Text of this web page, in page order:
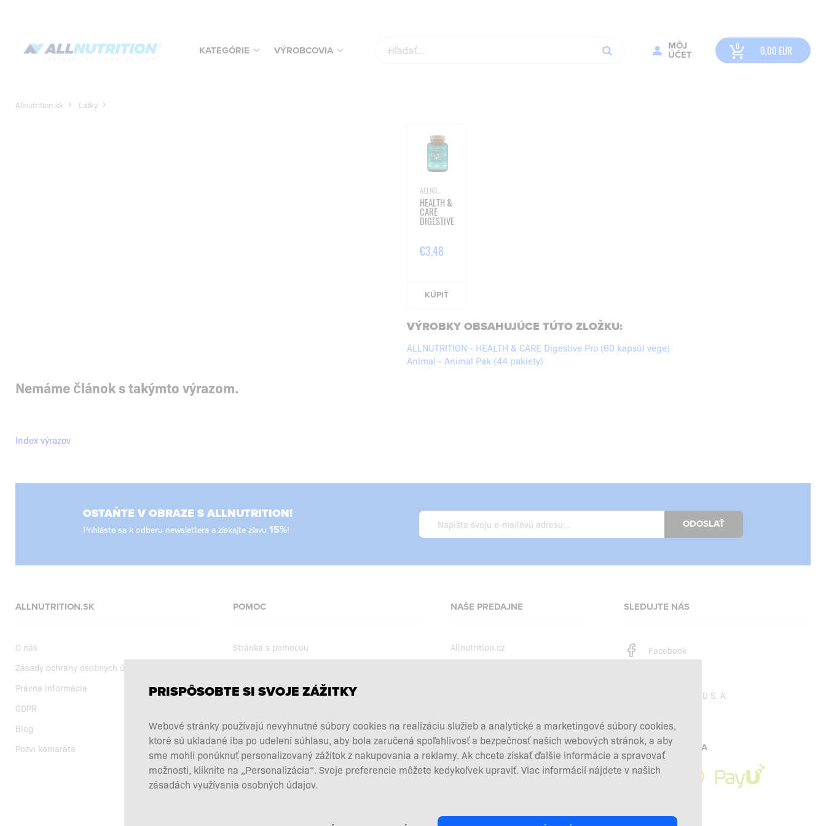
KATEGÓRIE VÝROBCOVIA
MÔJ
ÚČET
0,00 EUR
Allnutrition.sk Látky
HEALTH &
CARE
DIGESTIVE
VEGE
€3,48
KÚPIŤ
VÝROBKY OBSAHUJÚCE TÚTO ZLOŽKU:
ALLNUTRITION - HEALTH & CARE Digestive Pro (60 kapsúl vege)
Animal - Animal Pak (44 pakiety)
Nemáme článok s takýmto výrazom.
Index výrazov
OSTAŇTE V OBRAZE S ALLNUTRITION!
Prihláste sa k odberu newslettera a získajte zľavu 15%! ODOSLAŤ
ALLNUTRITION.SK
O nás
Zásady ochrany osobných údajov
Právna informácia
GDPR
Blog
Pozvi kamaráta
POMOC
Stránka s pomocou
Nákupné podmienky
Výber výživových doplnkov
Reklamácie a vrátenie tovaru
Odstúpiť od zmluvy tu
Kontakty
NAŠE PREDAJNE
Allnutrition.cz
Allnutrition.co.uk
Allnutrition.de
SLEDUJTE NÁS
Facebook
SFD S. A.
PLATBY SPRACÚVA
PRISPÔSOBTE SI SVOJE ZÁŽITKY
Webové stránky používajú nevyhnutné súbory cookies na realizáciu služieb a analytické a marketingové súbory cookies,
ktoré sú ukladané iba po udelení súhlasu, aby bola zaručená spoľahlivosť a bezpečnosť našich webových stránok, a aby
sme mohli ponúknuť personalizovaný zážitok z nakupovania a reklamy. Ak chcete získať ďalšie informácie a spravovať
možnosti, kliknite na „Personalizácia“. Svoje preferencie môžete kedykoľvek upraviť. Viac informácií nájdete v našich
zásadách využívania osobných údajov.